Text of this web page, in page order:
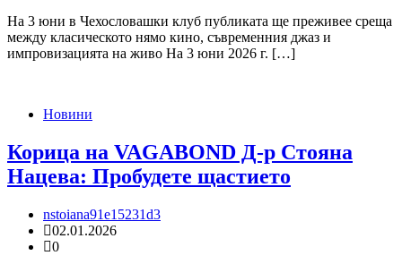
На 3 юни в Чехословашки клуб публиката ще преживее среща
между класическото нямо кино, съвременния джаз и
импровизацията на живо На 3 юни 2026 г. […]
Новини
Корица на VAGABOND Д-р Стояна
Нацева: Пробудете щастието
nstoiana91e15231d3
02.01.2026
0